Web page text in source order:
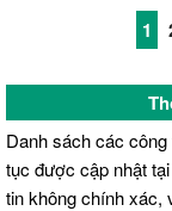
1
Danh sách các
tục được cập nhật
tin không chính xác,